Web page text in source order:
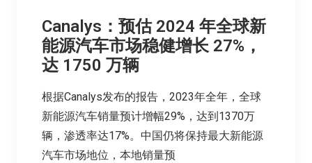
Canalys：预估 2024 年全球新
能源汽车市场稳健增长 27%，
达 1750 万辆
根据Canalys发布的报告，2023年全年，全球
新能源汽车销量预计增幅29%，达到1370万
辆，渗透率达17%。中国仍将保持最大新能源
汽车市场地位，本地销量预